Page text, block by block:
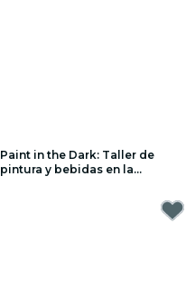
Paint in the Dark: Taller de
pintura y bebidas en la